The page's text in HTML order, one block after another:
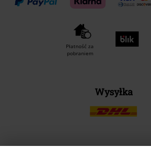
Płatność za
pobraniem
Wysyłka